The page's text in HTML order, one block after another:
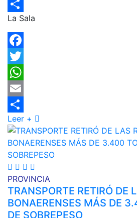
Email
Compartir
La Sala
Facebook
Twitter
WhatsApp
Email
Compartir
Leer +
PROVINCIA
TRANSPORTE RETIRÓ DE
BONAERENSES MÁS DE
DE SOBREPESO